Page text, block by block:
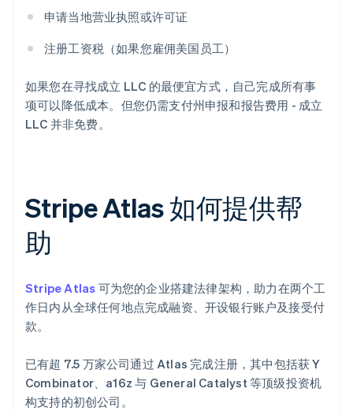
申请当地营业执照或许可证
注册工资税（如果您雇佣美国员工）
如果您在寻找成立 LLC 的最便宜方式，自己完成所有事
项可以降低成本。但您仍需支付州申报和报告费用 - 成立
LLC 并非免费。
Stripe Atlas 如何提供帮
助
Stripe Atlas 可为您的企业搭建法律架构，助力在两个工
作日内从全球任何地点完成融资、开设银行账户及接受付
款。
已有超 7.5 万家公司通过 Atlas 完成注册，其中包括获 Y
Combinator、a16z 与 General Catalyst 等顶级投资机
构支持的初创公司。